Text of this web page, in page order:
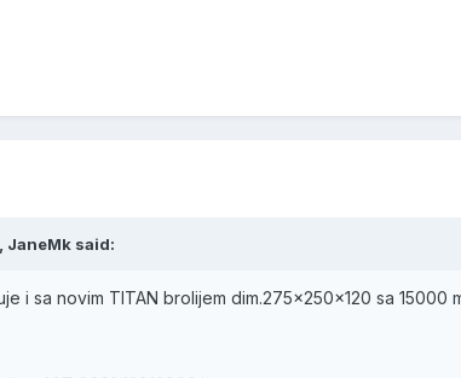
JaneMk said:
i sa novim TITAN brolijem dim.275x250x120 sa